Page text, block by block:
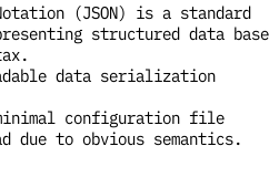
(JSON) is a standard
structured data
data serialization
configuration file
due to obvious semantics.